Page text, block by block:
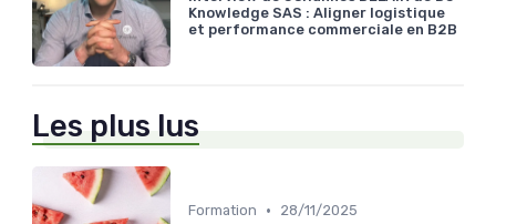
Knowledge SAS : Aligner logistique
et performance commerciale en B2B
Les plus lus
Formation •
28/11/2025